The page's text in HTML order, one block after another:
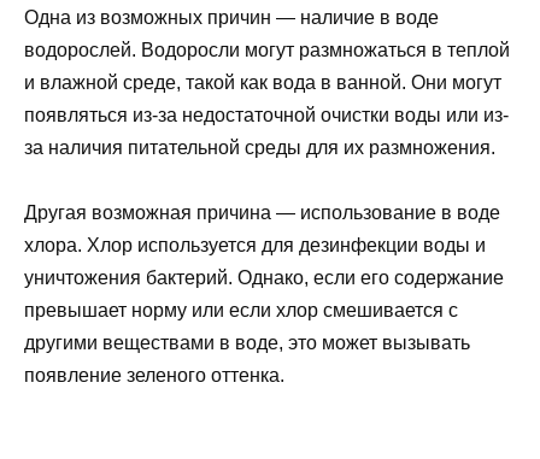
Одна из возможных причин — наличие в воде
водорослей. Водоросли могут размножаться в теплой
и влажной среде, такой как вода в ванной. Они могут
появляться из-за недостаточной очистки воды или из-
за наличия питательной среды для их размножения.
Другая возможная причина — использование в воде
хлора. Хлор используется для дезинфекции воды и
уничтожения бактерий. Однако, если его содержание
превышает норму или если хлор смешивается с
другими веществами в воде, это может вызывать
появление зеленого оттенка.